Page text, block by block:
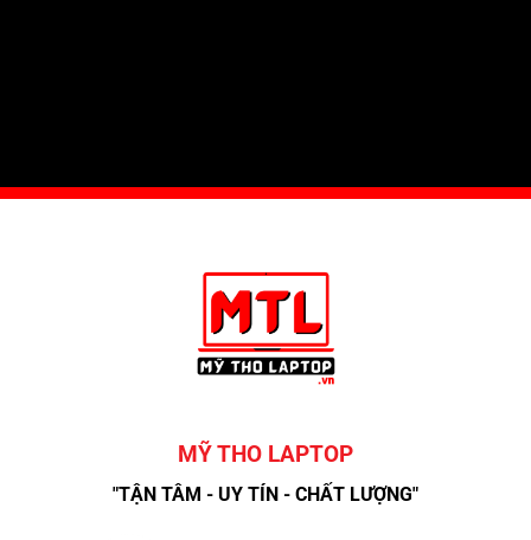
MỸ THO LAPTOP
"TẬN TÂM - UY TÍN - CHẤT LƯỢNG"